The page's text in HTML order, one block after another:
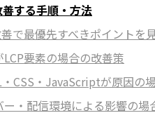
善する手順・方法
善で最優先すべきポイントを
LCP要素の場合の改善策
CSS・JavaScriptが原因の
ー・配信環境による影響の場